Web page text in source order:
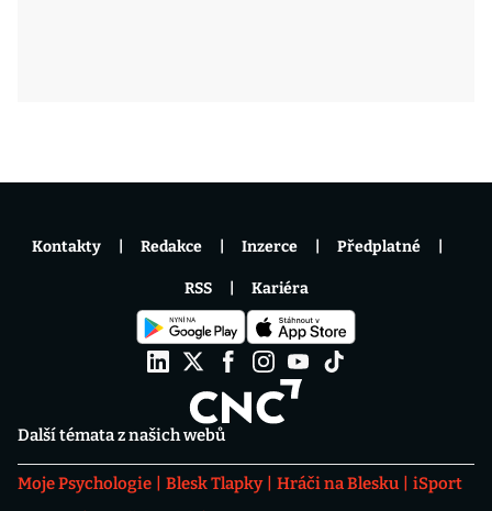
Další témata z našich webů
Moje Psychologie Blesk Tlapky Hráči na Blesku
iSport
Kontakty Redakce Inzerce Předplatné
RSS Kariéra